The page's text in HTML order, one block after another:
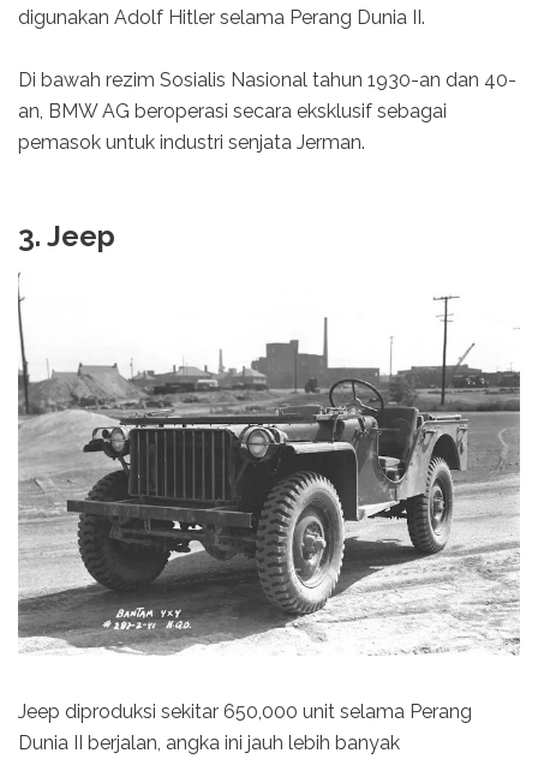
digunakan Adolf Hitler selama Perang Dunia II.
Di bawah rezim Sosialis Nasional tahun 1930-an dan 40-
an, BMW AG beroperasi secara eksklusif sebagai
pemasok untuk industri senjata Jerman.
3. Jeep
Jeep diproduksi sekitar 650,000 unit selama Perang
Dunia II berjalan, angka ini jauh lebih banyak